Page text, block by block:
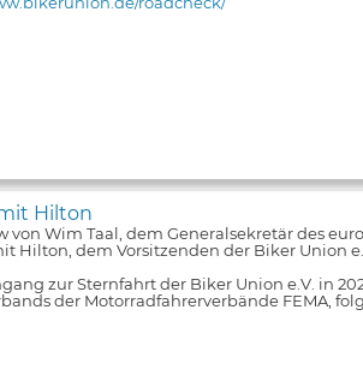
Hilton
von Wim Taal, dem Generalsekretär des
Hilton, dem Vorsitzenden der Biker Union
zur Sternfahrt der Biker Union e.V. in
der Motorradfahrerverbände FEMA,